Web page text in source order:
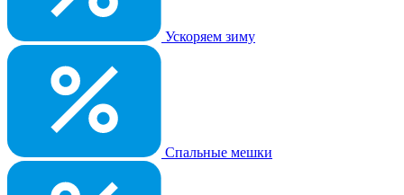
Ускоряем зиму
Спальные мешки